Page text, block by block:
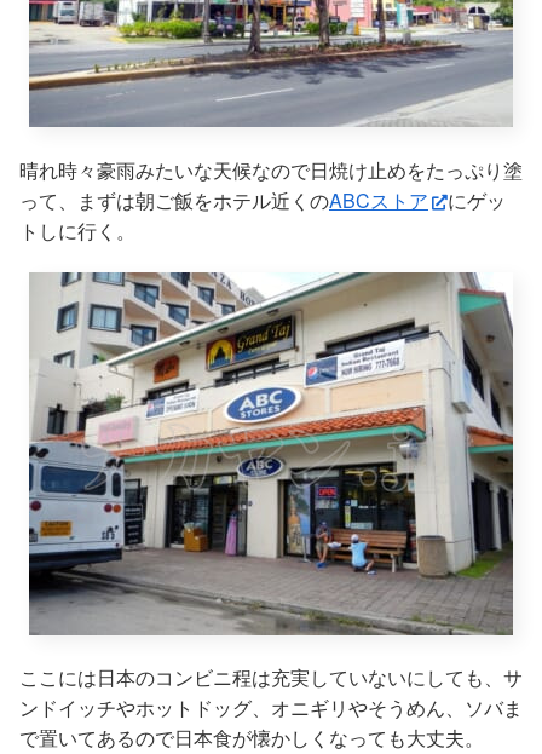
晴れ時々豪雨みたいな天候なので日焼け止めをたっぷり塗
って、まずは朝ご飯をホテル近くのABCストア
にゲッ
トしに行く。
ここには日本のコンビニ程は充実していないにしても、サ
ンドイッチやホットドッグ、オニギリやそうめん、ソバま
で置いてあるので日本食が懐かしくなっても大丈夫。